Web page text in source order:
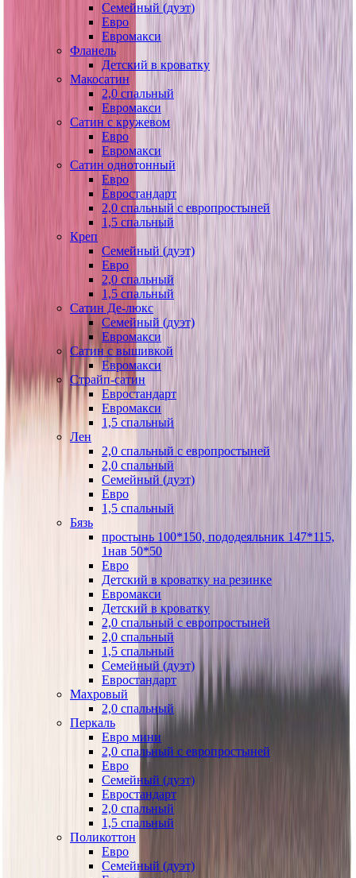
Семейный (дуэт)
Евро
Евромакси
Фланель
Детский в кроватку
Макосатин
2,0 спальный
Евромакси
Сатин с кружевом
Евро
Евромакси
Сатин однотонный
Евро
Евростандарт
2,0 спальный с европростыней
1,5 спальный
Креп
Семейный (дуэт)
Евро
2,0 спальный
1,5 спальный
Сатин Де-люкс
Семейный (дуэт)
Евромакси
Сатин с вышивкой
Евромакси
Страйп-сатин
Евростандарт
Евромакси
1,5 спальный
Лен
2,0 спальный с европростыней
2,0 спальный
Семейный (дуэт)
Евро
1,5 спальный
Бязь
простынь 100*150, пододеяльник 147*115,
1нав 50*50
Евро
Детский в кроватку на резинке
Евромакси
Детский в кроватку
2,0 спальный с европростыней
2,0 спальный
1,5 спальный
Семейный (дуэт)
Евростандарт
Махровый
2,0 спальный
Перкаль
Евро мини
2,0 спальный с европростыней
Евро
Семейный (дуэт)
Евростандарт
2,0 спальный
1,5 спальный
Поликоттон
Евро
Семейный (дуэт)